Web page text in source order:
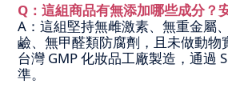
Q：這組商品有無添加哪些成分？
A：這組堅持無雌激素、無重金屬
鹼、無甲醛類防腐劑，且未做動物
台灣 GMP 化妝品工廠製造，通過
準。